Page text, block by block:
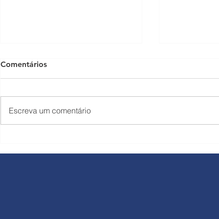
reajuste nas tarifas a partir
Rondon
Comentários
Escreva um comentário